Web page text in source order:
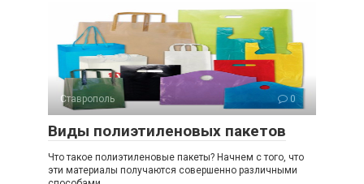
Ставрополь 0
Виды полиэтиленовых пакетов
Что такое полиэтиленовые пакеты? Начнем с того, что
эти материалы получаются совершенно различными